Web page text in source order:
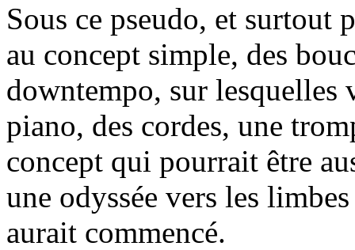
Sous ce pseudo, et surtout
au concept simple, des
downtempo, sur lesquelles
piano, des cordes, une
concept qui pourrait être
une odyssée vers les
aurait commencé.